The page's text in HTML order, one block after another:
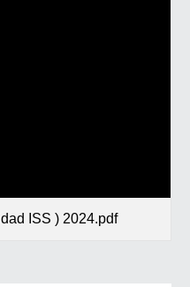
ISS ) 2024.pdf